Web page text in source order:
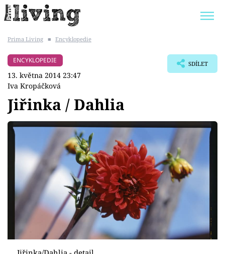
BYDLENÍ SLAVNÝCH
Témata
Bydlení
Zahrada
Design
Sledujte prima+
Prima Living ■ Encyklopedie
ENCYKLOPEDIE
13. května 2014 23:47
Iva Kropáčková
SDÍLET
Jiřinka / Dahlia